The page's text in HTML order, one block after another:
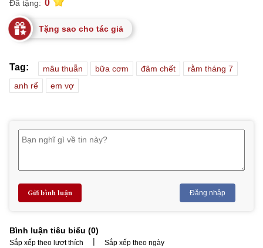
Đã tặng: 0
Tặng sao cho tác giả
Tag: mâu thuẫn bữa cơm đâm chết
rằm tháng 7
anh rể
em vợ
Gửi bình luận Đăng nhập
Bình luận tiêu biểu (0)
Sắp xếp theo lượt thích | Sắp xếp theo ngày